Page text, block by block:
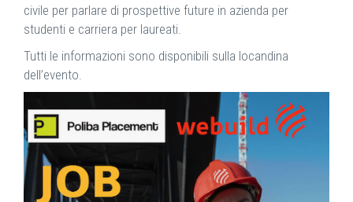
civile per parlare di prospettive future in azienda per
studenti e carriera per laureati.
Tutti le informazioni sono disponibili sulla locandina
dell’evento.